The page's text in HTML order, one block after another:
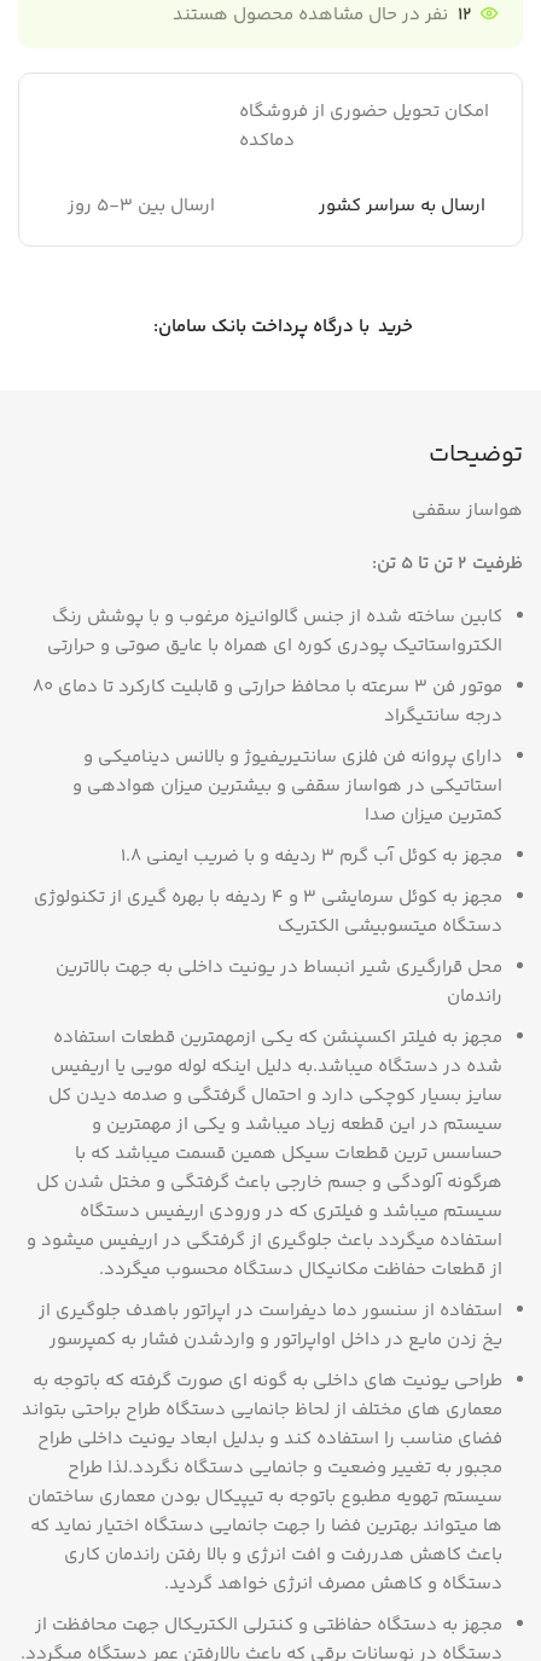
12 نفر در حال مشاهده محصول هستند
امکان تحویل حضوری از فروشگاه
دماکده
ارسال به سراسر کشور ارسال بین 3-5 روز
خرید با درگاه پرداخت بانک سامان:
توضیحات
هواساز سقفی
ظرفیت 2 تن تا 5 تن:
کابین ساخته شده از جنس گالوانیزه مرغوب و با پوشش رنگ
الکترواستاتیک پودری کوره ای همراه با عایق صوتی و حرارتی
موتور فن 3 سرعته با محافظ حرارتی و قابلیت کارکرد تا دمای 80
درجه سانتیگراد
دارای پروانه فن فلزی سانتیریفیوژ و بالانس دینامیکی و
استاتیکی در هواساز سقفی و بیشترین میزان هوادهی و
کمترین میزان صدا
مجهز به کوئل آب گرم 3 ردیفه و با ضریب ایمنی 1.8
مجهز به کوئل سرمایشی 3 و 4 ردیفه با بهره گیری از تکنولوژی
دستگاه میتسوبیشی الکتریک
محل قرارگیری شیر انبساط در یونیت داخلی به جهت بالاترین
راندمان
مجهز به فیلتر اکسپنشن که یکی ازمهمترین قطعات استفاده
شده در دستگاه میباشد.به دلیل اینکه لوله مویی یا اریفیس
سایز بسیار کوچکی دارد و احتمال گرفتگی و صدمه دیدن کل
سیستم در این قطعه زیاد میباشد و یکی از مهمترین و
حساسس ترین قطعات سیکل همین قسمت میباشد که با
هرگونه آلودگی و جسم خارجی باعث گرفتگی و مختل شدن کل
سیستم میباشد و فیلتری که در ورودی اریفیس دستگاه
استفاده میگردد باعث جلوگیری از گرفتگی در اریفیس میشود و
از قطعات حفاظت مکانیکال دستگاه محسوب میگردد.
استفاده از سنسور دما دیفراست در اپراتور باهدف جلوگیری از
یخ زدن مایع در داخل اواپراتور و واردشدن فشار به کمپرسور
طراحی یونیت های داخلی به گونه ای صورت گرفته که باتوجه به
معماری های مختلف از لحاظ جانمایی دستگاه طراح براحتی بتواند
فضای مناسب را استفاده کند و بدلیل ابعاد یونیت داخلی طراح
مجبور به تغییر وضعیت و جانمایی دستگاه نگردد.لذا طراح
سیستم تهویه مطبوع باتوجه به تیپیکال بودن معماری ساختمان
ها میتواند بهترین فضا را جهت جانمایی دستگاه اختیار نماید که
باعث کاهش هدررفت و افت انرژی و بالا رفتن راندمان کاری
دستگاه و کاهش مصرف انرژی خواهد گردید.
مجهز به دستگاه حفاظتی و کنترلی الکتریکال جهت محافظت از
دستگاه در نوسانات برقی که باعث بالارفتن عمر دستگاه میگردد.